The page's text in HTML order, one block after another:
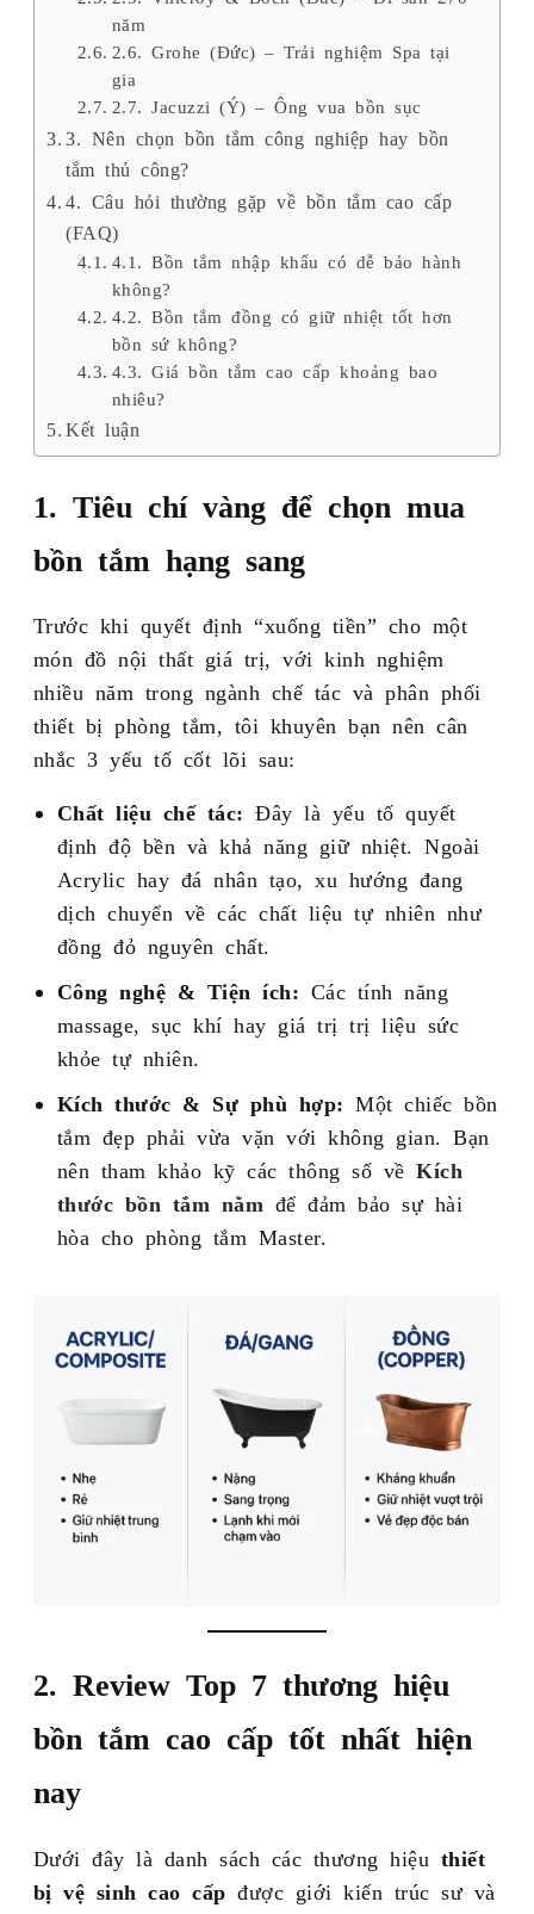
năm
2.6. Grohe (Đức) – Trải nghiệm Spa tại
gia
2.7. Jacuzzi (Ý) – Ông vua bồn sục
3. Nên chọn bồn tắm công nghiệp hay bồn
tắm thủ công?
4. Câu hỏi thường gặp về bồn tắm cao cấp
(FAQ)
4.1. Bồn tắm nhập khẩu có dễ bảo hành
không?
4.2. Bồn tắm đồng có giữ nhiệt tốt hơn
bồn sứ không?
4.3. Giá bồn tắm cao cấp khoảng bao
nhiêu?
Kết luận
1. Tiêu chí vàng để chọn mua
bồn tắm hạng sang
Trước khi quyết định “xuống tiền” cho một
món đồ nội thất giá trị, với kinh nghiệm
nhiều năm trong ngành chế tác và phân phối
thiết bị phòng tắm, tôi khuyên bạn nên cân
nhắc 3 yếu tố cốt lõi sau:
Chất liệu chế tác: Đây là yếu tố quyết
định độ bền và khả năng giữ nhiệt. Ngoài
Acrylic hay đá nhân tạo, xu hướng đang
dịch chuyển về các chất liệu tự nhiên như
đồng đỏ nguyên chất.
Công nghệ & Tiện ích: Các tính năng
massage, sục khí hay giá trị trị liệu sức
khỏe tự nhiên.
Kích thước & Sự phù hợp: Một chiếc bồn
tắm đẹp phải vừa vặn với không gian. Bạn
nên tham khảo kỹ các thông số vềKích
thước bồn tắm nằm để đảm bảo sự hài
hòa cho phòng tắm Master.
2. Review Top 7 thương hiệu
bồn tắm cao cấp tốt nhất hiện
nay
Dưới đây là danh sách các thương hiệu thiết
bị vệ sinh cao cấp được giới kiến trúc sư và